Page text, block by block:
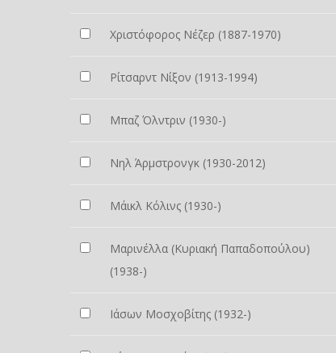
Χριστόφορος Νέζερ (1887-1970)
Ρίτσαρντ Νίξον (1913-1994)
Μπαζ Όλντριν (1930-)
Νηλ Άρμστρονγκ (1930-2012)
Μάικλ Κόλινς (1930-)
Μαρινέλλα (Κυριακή Παπαδοπούλου)
(1938-)
Ιάσων Μοσχοβίτης (1932-)